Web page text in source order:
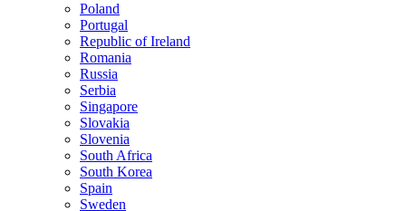
Poland
Portugal
Republic of Ireland
Romania
Russia
Serbia
Singapore
Slovakia
Slovenia
South Africa
South Korea
Spain
Sweden